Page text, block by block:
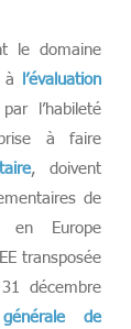
le domaine
à
l’évaluation
l’habileté
à faire
, doivent
de
en Europe
transposée
décembre
de